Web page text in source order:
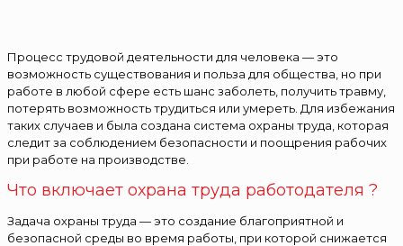
Процесс трудовой деятельности для человека — это
возможность существования и польза для общества, но при
работе в любой сфере есть шанс заболеть, получить травму,
потерять возможность трудиться или умереть. Для избежания
таких случаев и была создана система охраны труда, которая
следит за соблюдением безопасности и поощрения рабочих
при работе на производстве.
Что включает охрана труда работодателя ?
Задача охраны труда — это создание благоприятной и
безопасной среды во время работы, при которой снижается